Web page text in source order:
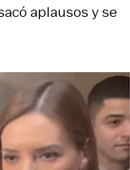
aplausos y se